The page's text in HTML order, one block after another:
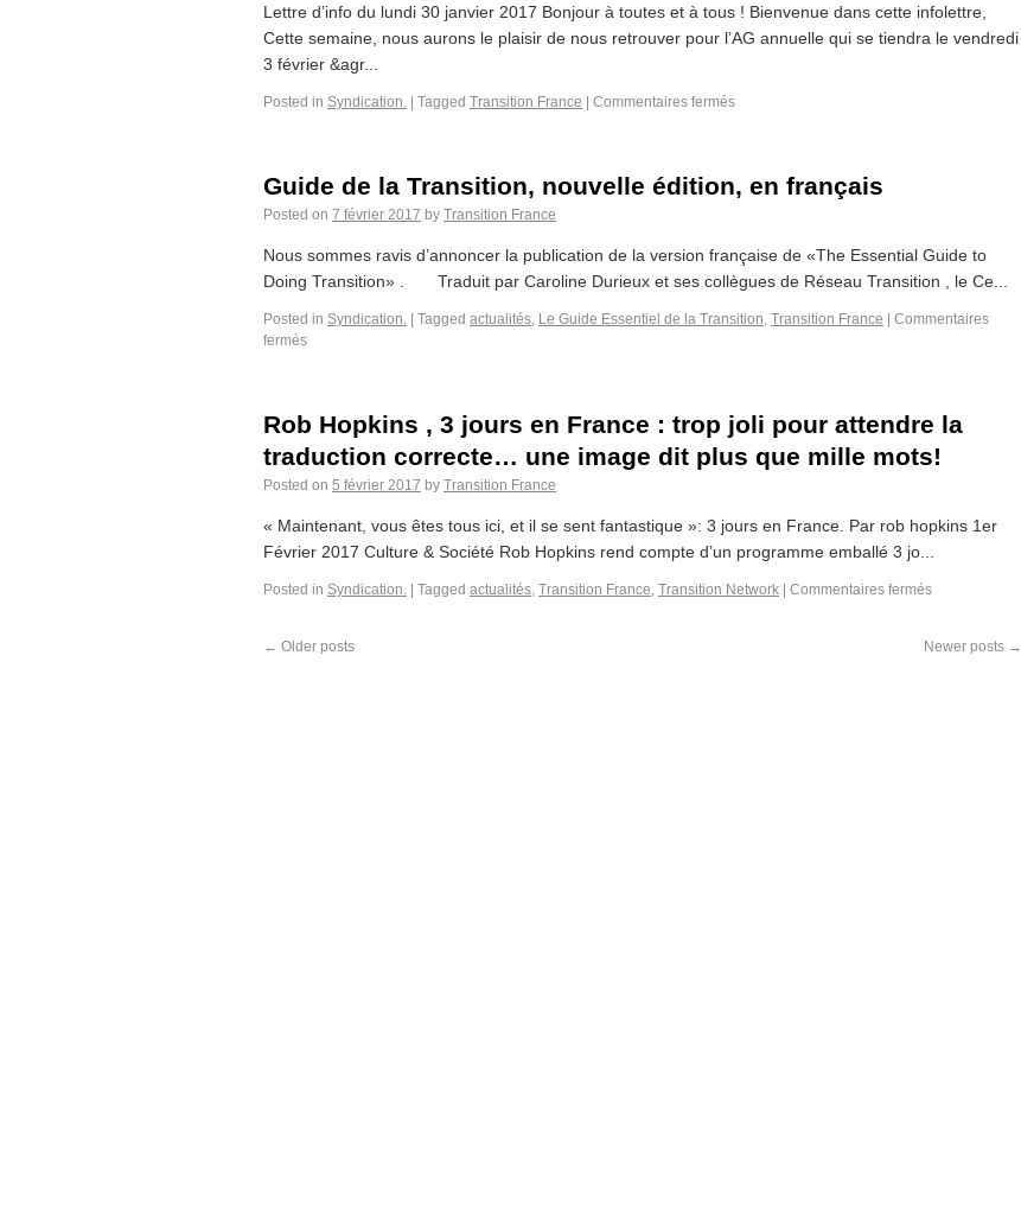
Lettre d’info du lundi 30 janvier 2017 Bonjour à toutes et à tous ! Bienvenue dans cette infolettre,
Cette semaine, nous aurons le plaisir de nous retrouver pour l’AG annuelle qui se tiendra le vendredi
3 février &agr...
Posted in Syndication. Tagged Transition France Commentaires fermés
Guide de la Transition, nouvelle édition, en français
Posted on 7 février 2017 by Transition France
Nous sommes ravis d’annoncer la publication de la version française de «The Essential Guide to
Doing Transition» . Traduit par Caroline Durieux et ses collègues de Réseau Transition , le Ce...
Posted in Syndication. Tagged actualités, Le Guide Essentiel de la Transition, Transition France
Commentaires
fermés
Rob Hopkins , 3 jours en France : trop joli pour attendre la
traduction correcte… une image dit plus que mille mots!
Posted on 5 février 2017 by Transition France
« Maintenant, vous êtes tous ici, et il se sent fantastique »: 3 jours en France. Par rob hopkins 1er
Février 2017 Culture & Société Rob Hopkins rend compte d’un programme emballé 3 jo...
Posted in Syndication. Tagged actualités, Transition France, Transition Network Commentaires fermés
← Older posts Newer posts →